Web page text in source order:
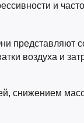
и
представляют
воздуха и
снижением